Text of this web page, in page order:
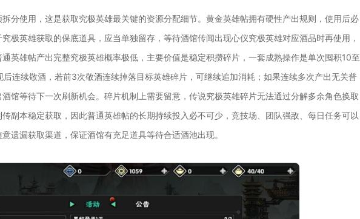
分使用，这是获取究极英雄最关键的资源分配细节。黄金英雄帖拥有硬性产出规则，使用后必
极英雄获取的保底道具，应当单独留存，等待酒馆传闻出现心仪究极英雄对应酒品时再使用，
英雄帖产出完整究极英雄概率极低，主要价值是稳定积攒碎片，一套成熟操作是单次囤积10至
连续敬酒，若前3次敬酒连续掉落目标英雄碎片，可继续追加消耗；如果连续多次产出无关普
馆等待下一次刷新机会。碎片机制上需要留意，传说究极英雄碎片无法通过分解多余角色换取
副本稳定获取，因此普通英雄帖的长期持续投入必不可少，竞技场、团队强敌、每日任务可以
遗漏获取渠道，保证酒馆有充足道具等待合适酒池出现。